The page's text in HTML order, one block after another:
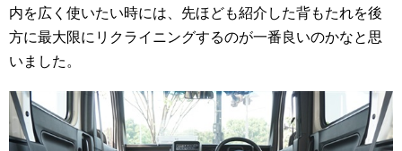
内を広く使いたい時には、先ほども紹介した背もたれを後
方に最大限にリクライニングするのが一番良いのかなと思
いました。